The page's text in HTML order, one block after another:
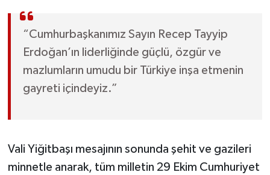
“Cumhurbaşkanımız Sayın Recep Tayyip
Erdoğan’ın liderliğinde güçlü, özgür ve
mazlumların umudu bir Türkiye inşa etmenin
gayreti içindeyiz.”
Vali Yiğitbaşı mesajının sonunda şehit ve gazileri
minnetle anarak, tüm milletin 29 Ekim Cumhuriyet